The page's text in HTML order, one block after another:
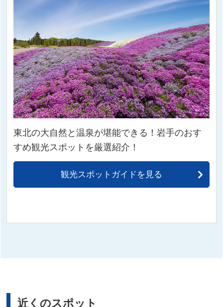
東北の大自然と温泉が堪能できる！岩手のおす
すめ観光スポットを厳選紹介！
観光スポットガイドを見る
近くのスポット